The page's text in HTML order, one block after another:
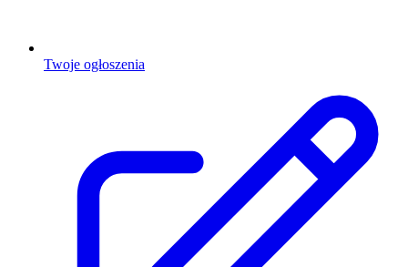
Twoje ogłoszenia